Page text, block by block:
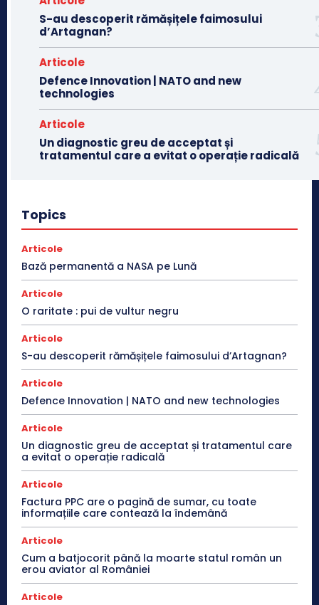
S-au descoperit rămășițele faimosului
d’Artagnan?
Articole
Defence Innovation | NATO and new
technologies
Articole
Un diagnostic greu de acceptat și
tratamentul care a evitat o operație radicală
Topics
Articole
Bază permanentă a NASA pe Lună
Articole
O raritate : pui de vultur negru
Articole
S-au descoperit rămășițele faimosului d’Artagnan?
Articole
Defence Innovation | NATO and new technologies
Articole
Un diagnostic greu de acceptat și tratamentul care
a evitat o operație radicală
Articole
Factura PPC are o pagină de sumar, cu toate
informațiile care contează la îndemână
Articole
Cum a batjocorit până la moarte statul român un
erou aviator al României
Articole